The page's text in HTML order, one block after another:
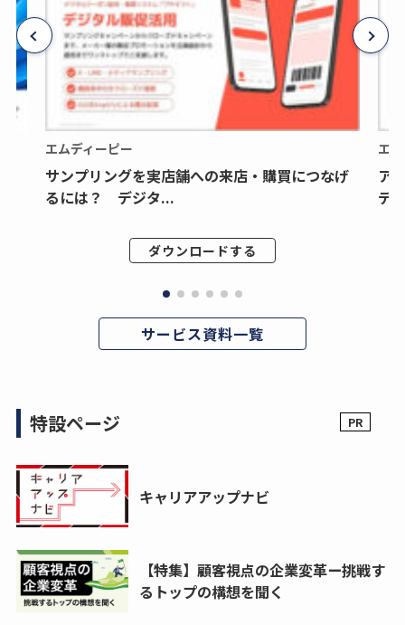
エムディーピー
サンプリングを実店舗への来店・購買につなげ
るには？ デジタ...
ダウンロードする
エ
ア
デ
サービス資料一覧
特設ページ
キャリアアップナビ
【特集】顧客視点の企業変革ー挑戦す
るトップの構想を聞く